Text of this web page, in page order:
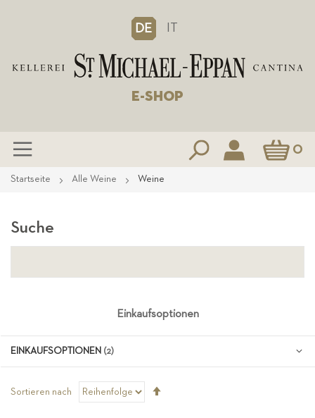
DE IT
E-SHOP
Mein 0
Zum
Startseite Alle Weine Weine
Sortieren nach
Suche
Einkaufsoptionen
EINKAUFSOPTIONEN